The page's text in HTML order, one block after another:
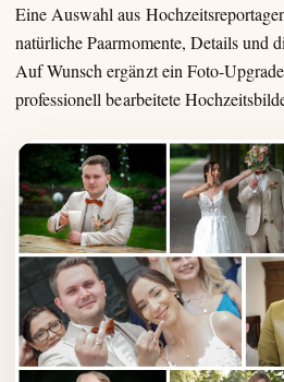
Eine Auswahl aus
natürliche Paarmomente, Details und
Auf Wunsch ergänzt ein Foto-
professionell bearbeitete